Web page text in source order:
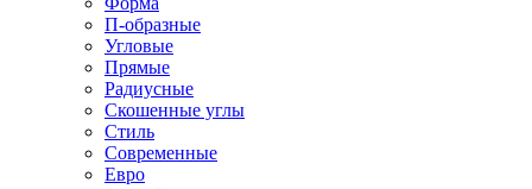
П-образные
Угловые
Прямые
Радиусные
Скошенные углы
Стиль
Современные
Евро